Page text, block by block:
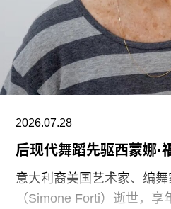
的，”Prospect工会秘书长
Clancy）告诉《卫报》。“
直反对的那些存在于亚马逊
然也存在于一家国际知名的
会感到震惊。”
V&A东馆典藏库的员工正在
薪休息时间。工会成员还要
2026.07.28
后现代舞蹈先驱西蒙娜·
意大利裔美国艺术家、编
（Simone Forti）逝世，